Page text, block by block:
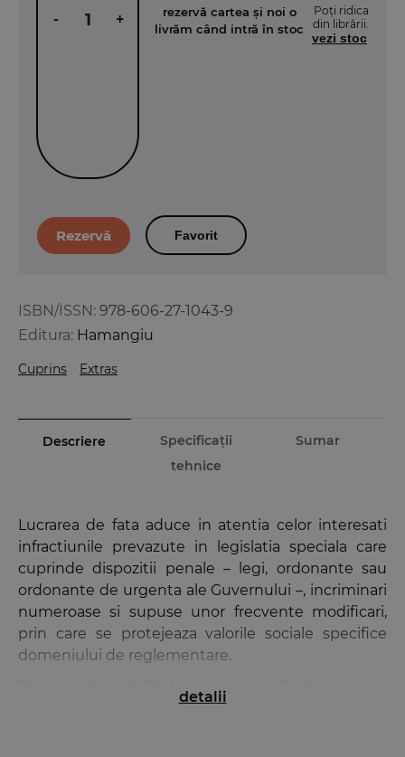
ISBN/ISSN: 978-606-27-1043-9
Editura: Hamangiu
Cuprins Extras
- +
rezervă cartea și noi o
livrăm când intră în stoc
Poți ridica
din librării.
vezi stoc
Favorit
Descriere
Specificații
tehnice
Sumar
Lucrarea de fata aduce in atentia celor interesati
infractiunile prevazute in legislatia speciala care
cuprinde dispozitii penale – legi, ordonante sau
ordonante de urgenta ale Guvernului –, incriminari
numeroase si supuse unor frecvente modificari,
prin care se protejeaza valorile sociale specifice
domeniului de reglementare.
Prin raportare la Partea speciala a Codului penal,
actele normative prezentate au fost cuprinse in 11
detalii